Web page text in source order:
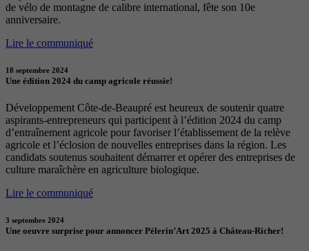
de vélo de montagne de calibre international, fête son 10e
anniversaire.
Lire le communiqué
18 septembre 2024
Une édition 2024 du camp agricole réussie!
Développement Côte-de-Beaupré est heureux de soutenir quatre
aspirants-entrepreneurs qui participent à l’édition 2024 du camp
d’entraînement agricole pour favoriser l’établissement de la relève
agricole et l’éclosion de nouvelles entreprises dans la région. Les
candidats soutenus souhaitent démarrer et opérer des entreprises de
culture maraîchère en agriculture biologique.
Lire le communiqué
3 septembre 2024
Une oeuvre surprise pour annoncer Pèlerin’Art 2025 à Château-Richer!